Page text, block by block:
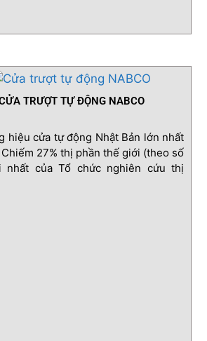
TRƯỢT TỰ ĐỘNG NABCO
hiệu cửa tự động Nhật Bản lớn nhất
27% thị phần thế giới (theo số
nhất của Tổ chức nghiên cứu thị